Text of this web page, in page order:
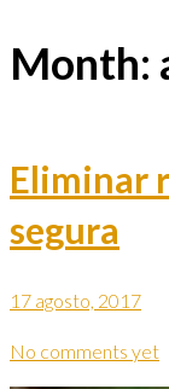
Month:
Eliminar
segura
17 agosto, 2017
No comments yet